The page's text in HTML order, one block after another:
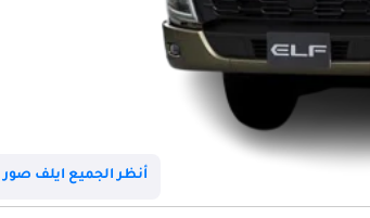
أنظر الجميع ايلف صور